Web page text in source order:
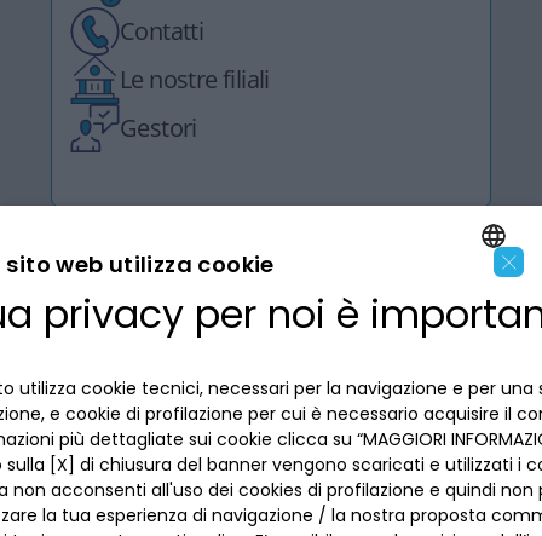
Contatti
Le nostre filiali
Gestori
LA BANCA
Dove siamo
Lavora con noi
INFORMAZIONI PER IL CLIENTE
Privacy
La tua scelta sui cookies
ACCESSIBILITÀ E APP
SEGUICI SUI SOCIAL
ENGLISH
×
sito web utilizza cookie
privacy per noi è
utilizza cookie tecnici, necessari per la navigazione e per una
e cookie di profilazione per cui è necessario acquisire il
più dettagliate sui cookie clicca su “MAGGIORI
[X] di chiusura del banner vengono scaricati e utilizzati i
non acconsenti all'uso dei cookies di profilazione e quindi non
la tua esperienza di navigazione / la nostra proposta